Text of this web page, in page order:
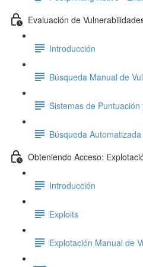
Evaluación de
Introducción
Búsqueda Manual de
Sistemas de
Búsqueda
Obteniendo Acceso:
Introducción
Exploits
Explotación Manual de